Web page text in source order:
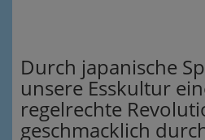
Durch japanische
unsere Esskultur
regelrechte
geschmacklich